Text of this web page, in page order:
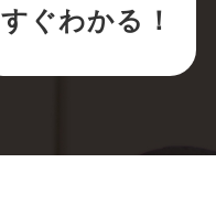
すぐわかる！